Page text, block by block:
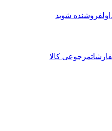
فروشنده شوید
مرجوعی کالا